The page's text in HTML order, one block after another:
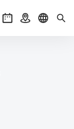
Veranstaltungen
AnreiseSprache